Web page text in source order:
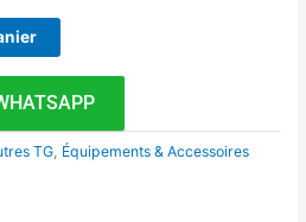
TG Équipements & Accessoires